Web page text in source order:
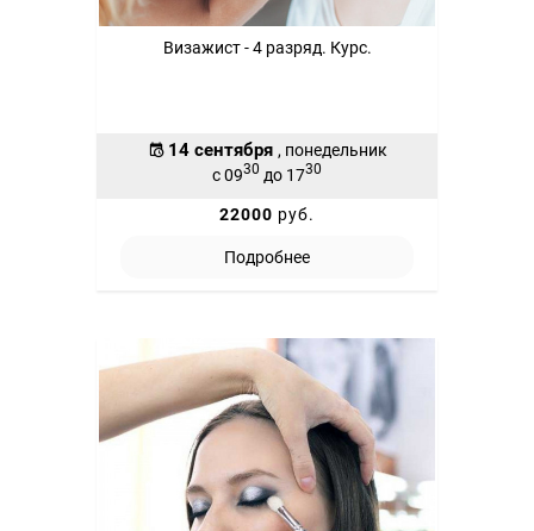
Визажист - 4 разряд. Курс.
14 сентября , понедельник
с 0930 до 1730
22000 руб.
Подробнее